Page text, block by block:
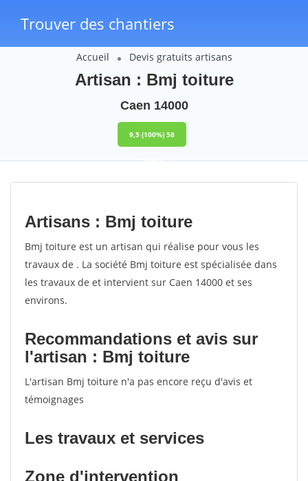
Trouver des chantiers
Accueil Devis gratuits artisans
Artisan : Bmj toiture
Caen 14000
9,5 (100%) 58
votes
Artisans : Bmj toiture
Bmj toiture est un artisan qui réalise pour vous les
travaux de . La société Bmj toiture est spécialisée dans
les travaux de et intervient sur Caen 14000 et ses
environs.
Recommandations et avis sur
l'artisan : Bmj toiture
L'artisan Bmj toiture n'a pas encore reçu d'avis et
témoignages
Les travaux et services
Zone d'intervention